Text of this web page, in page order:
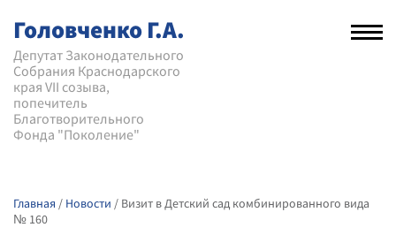
Головченко Г.А.
Депутат Законодательного
Собрания Краснодарского
края VII созыва,
попечитель
Благотворительного
Фонда "Поколение"
Главная / Новости / Визит в Детский сад комбинированного вида
№ 160